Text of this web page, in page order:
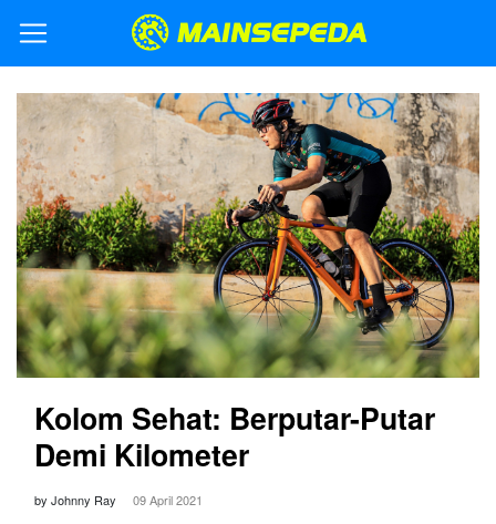
Kolom Sehat: Berputar-Putar
Demi Kilometer
by Johnny Ray 09 April 2021